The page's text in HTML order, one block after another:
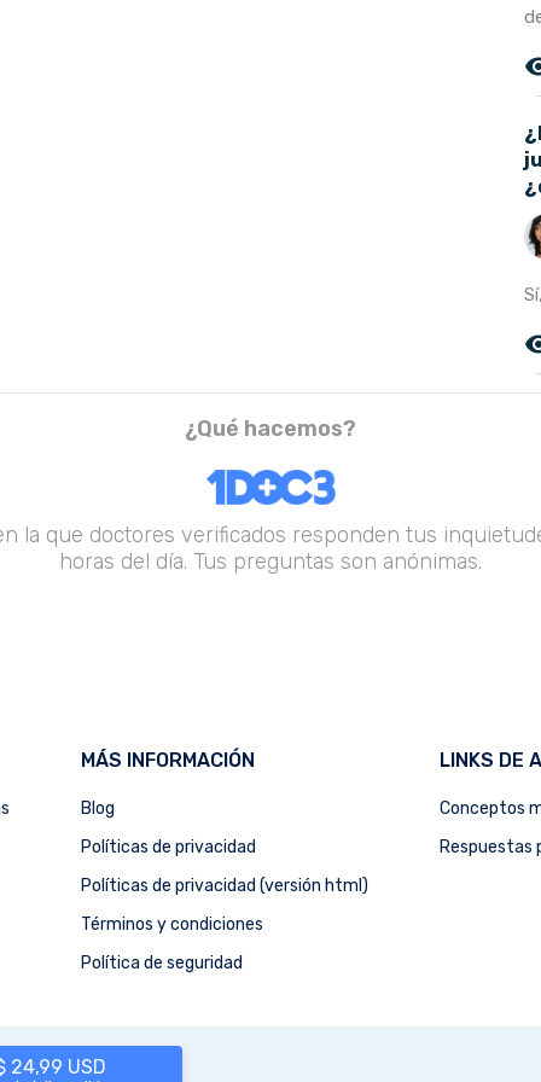
¿Qué hacemos?
la que doctores verificados responden tus
horas del día. Tus preguntas son anónimas.
24,99 USD
MÁS INFORMACIÓN
Blog
Políticas de privacidad
Políticas de privacidad (versión html)
Términos y condiciones
Política de seguridad
LINKS DE
Conceptos
Respuestas